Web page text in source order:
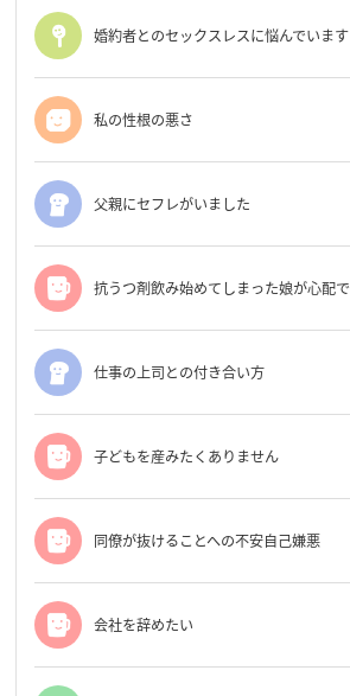
婚約者とのセックスレスに悩んでいます
私の性根の悪さ
父親にセフレがいました
抗うつ剤飲み始めてしまった娘が心配
仕事の上司との付き合い方
子どもを産みたくありません
同僚が抜けることへの不安自己嫌悪
会社を辞めたい